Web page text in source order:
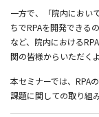
一方で、「院内におい
ちでRPAを開発できる
など、院内における
関の皆様からいただく
本セミナーでは、RPA
課題に関しての取り組